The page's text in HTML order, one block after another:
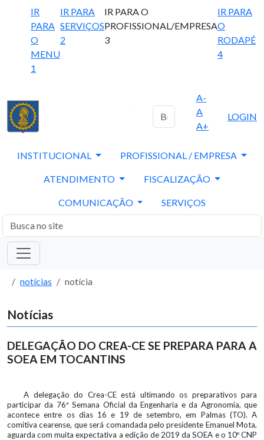
IR
PARA
O
MENU
1
IR PARA
SERVIÇOS
2
IR PARA O
PROFISSIONAL/EMPRESA
3
IR PARA
O
RODAPÉ
4
A-
A
A+
LOGIN
INSTITUCIONAL PROFISSIONAL / EMPRESA
ATENDIMENTO FISCALIZAÇÃO
COMUNICAÇÃO SERVIÇOS
notícias notícia
Notícias
DELEGAÇÃO DO CREA-CE SE PREPARA PARA A
SOEA EM TOCANTINS
A delegação do Crea-CE está ultimando os preparativos para
participar da 76ª Semana Oficial da Engenharia e da Agronomia, que
acontece entre os dias 16 e 19 de setembro, em Palmas (TO). A
comitiva cearense, que será comandada pelo presidente Emanuel Mota,
aguarda com muita expectativa a edição de 2019 da SOEA e o 10º CNP